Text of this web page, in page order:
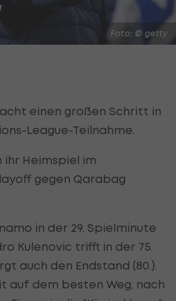
Foto: © getty
einen großen Schritt in
League-Teilnahme.
ihr Heimspiel im
gegen Qarabag
in der 29. Spielminute
Kulenovic trifft in der 75.
auch den Endstand (80.).
auf dem besten Weg, nach